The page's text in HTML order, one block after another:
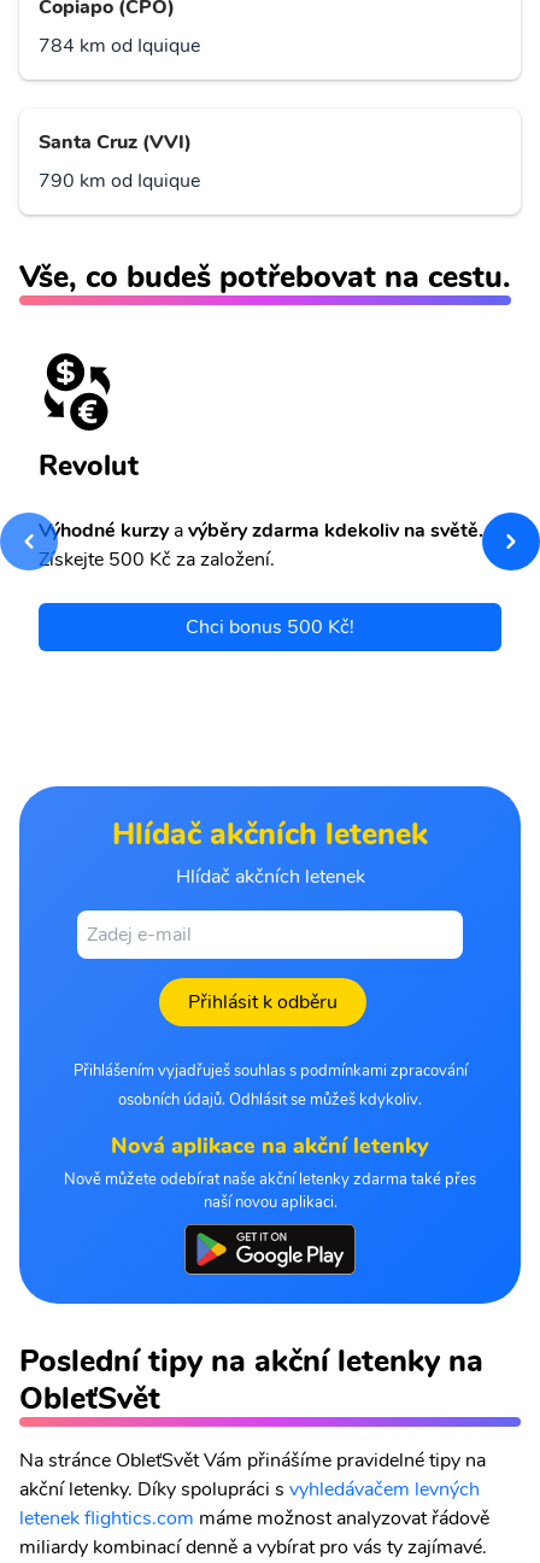
Copiapo (CPO)
784 km od Iquique
Santa Cruz (VVI)
790 km od Iquique
Vše, co budeš potřebovat na cestu.
Revolut
Výhodné kurzyavýběry zdarma kdekoliv na světě.
Získejte 500 Kč za založení.
Chci bonus 500 Kč!
Hlídač akčních letenek
Hlídač akčních letenek
Přihlásit k odběru
Přihlášením vyjadřuješ souhlas s podmínkami zpracování
osobních údajů. Odhlásit se můžeš kdykoliv.
Nová aplikace na akční letenky
Nově můžete odebírat naše akční letenky zdarma také přes
naší novou aplikaci.
Poslední tipy na akční letenky na
ObleťSvět
Na stránce ObleťSvět Vám přinášíme pravidelné tipy na
akční letenky. Díky spolupráci s vyhledávačem levných
letenek flightics.com máme možnost analyzovat řádově
miliardy kombinací denně a vybírat pro vás ty zajímavé.